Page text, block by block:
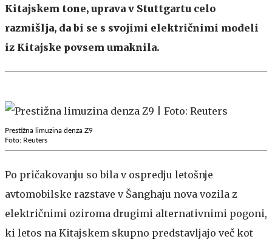
Kitajskem tone, uprava v Stuttgartu celo
razmišlja, da bi se s svojimi električnimi modeli
iz Kitajske povsem umaknila.
Prestižna limuzina denza Z9
Foto: Reuters
Po pričakovanju so bila v ospredju letošnje
avtomobilske razstave v Šanghaju nova vozila z
električnimi oziroma drugimi alternativnimi pogoni,
ki letos na Kitajskem skupno predstavljajo več kot